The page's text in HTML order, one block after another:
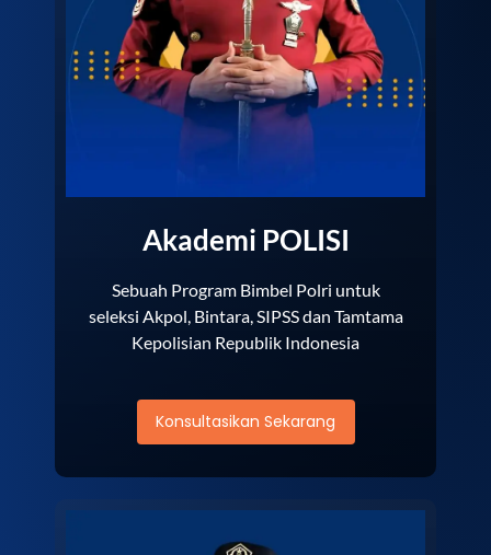
Akademi POLISI
Sebuah Program Bimbel Polri untuk
seleksi Akpol, Bintara, SIPSS dan Tamtama
Kepolisian Republik Indonesia
Konsultasikan Sekarang